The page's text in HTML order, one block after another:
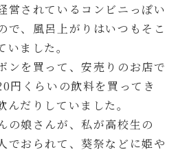
営されているコンビニっぽい
で、風呂上がりはいつもそこ
ました。
ンを買って、安売りのお店で
円くらいの飲料を買ってき
だりしていました。
の娘さんが、私が高校生の
でおられて、葵祭などに姫や